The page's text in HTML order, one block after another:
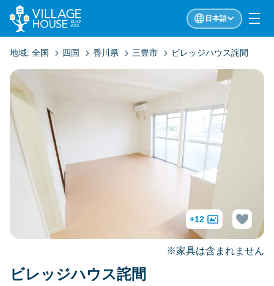
日本語
地域: 全国 四国 香川県 三豊市 ビレッジハウス詫間
ビレッジハウス詫間
+12
※家具は含まれません